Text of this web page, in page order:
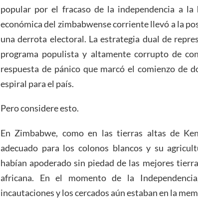
popular por el fracaso de la independencia a
económica del zimbabwense corriente llevó a la
una derrota electoral. La estrategia dual de
programa populista y altamente corrupto de
respuesta de pánico que marcó el comienzo de
espiral para el país.
Pero considere esto.
En Zimbabwe, como en las tierras altas de
adecuado para los colonos blancos y su
habían apoderado sin piedad de las mejores
africana. En el momento de la
incautaciones y los cercados aún estaban en la